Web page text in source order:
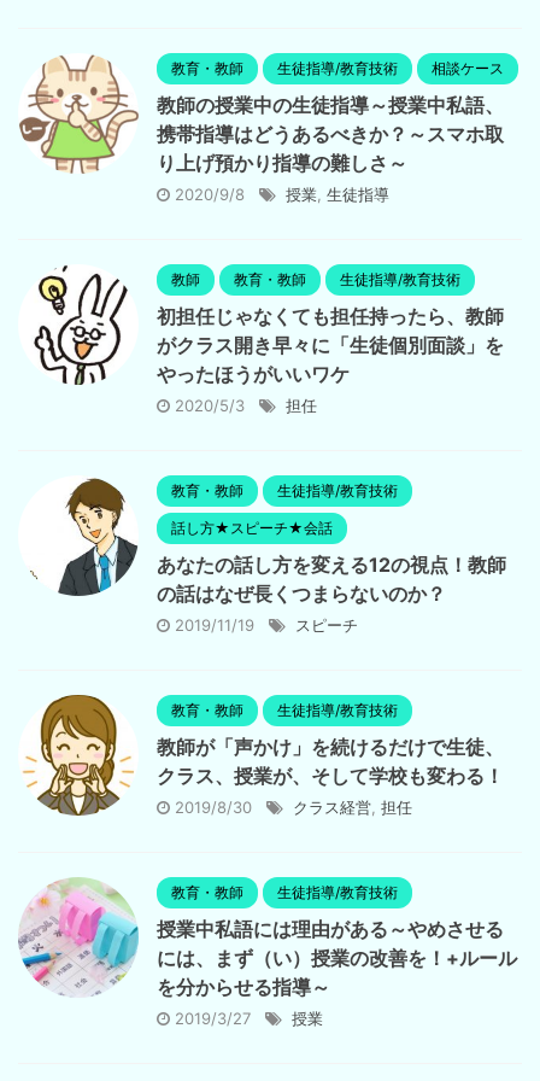
教育・教師 生徒指導/教育技術 相談ケース
教師の授業中の生徒指導～授業中私語、
携帯指導はどうあるべきか？～スマホ取
り上げ預かり指導の難しさ～
2020/9/8 授業 生徒指導
教師 教育・教師 生徒指導/教育技術
初担任じゃなくても担任持ったら、教師
がクラス開き早々に「生徒個別面談」を
やったほうがいいワケ
2020/5/3 担任
教育・教師 生徒指導/教育技術
話し方★スピーチ★会話
あなたの話し方を変える12の視点！教師
の話はなぜ長くつまらないのか？
2019/11/19 スピーチ
教育・教師 生徒指導/教育技術
教師が「声かけ」を続けるだけで生徒、
クラス、授業が、そして学校も変わる！
2019/8/30 クラス経営 担任
教育・教師 生徒指導/教育技術
授業中私語には理由がある～やめさせる
には、まず（い）授業の改善を！+ルール
を分からせる指導～
2019/3/27 授業